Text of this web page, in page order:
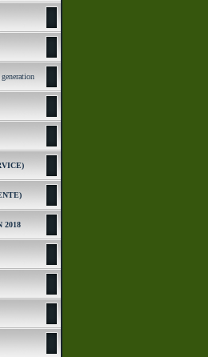
2018